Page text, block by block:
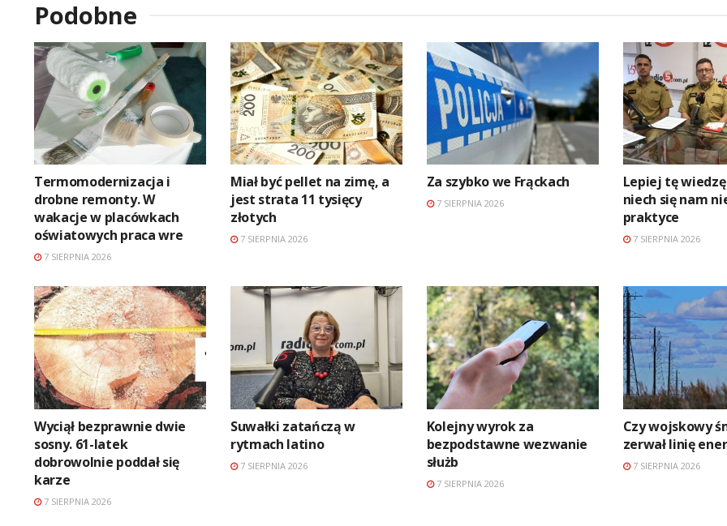
Podobne
Termomodernizacja i
drobne remonty. W
wakacje w placówkach
oświatowych praca wre
7 SIERPNIA 2026
Miał być pellet na zimę, a
jest strata 11 tysięcy
złotych
7 SIERPNIA 2026
Za szybko we Frąckach
7 SIERPNIA 2026
Lepiej tę
niech się nam
praktyce
7 SIERPNIA 2026
Wyciął bezprawnie dwie
sosny. 61-latek
dobrowolnie poddał się
karze
7 SIERPNIA 2026
Suwałki zatańczą w
rytmach latino
7 SIERPNIA 2026
Kolejny wyrok za
bezpodstawne wezwanie
służb
7 SIERPNIA 2026
Czy wojskowy
zerwał linię
7 SIERPNIA 2026